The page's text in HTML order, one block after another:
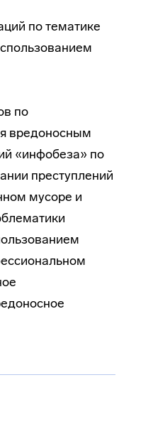
по тематике
по
вредоносным
«инфобеза» по
преступлений
мусоре и